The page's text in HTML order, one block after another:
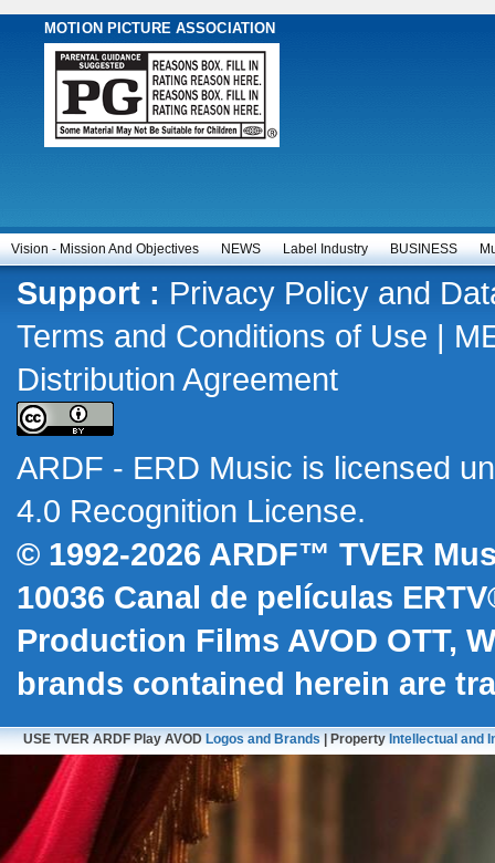
MOTION PICTURE ASSOCIATION
Vision - Mission And Objectives NEWS Label Industry BUSINESS
Support : Privacy Policy and
Terms and Conditions of Use |
Distribution Agreement
ARDF - ERD Music is licensed
4.0 Recognition License.
© 1992-2026 ARDF™ TVER
10036 Canal de películas
Production Films AVOD OTT,
brands contained herein are
USE TVER ARDF Play AVODLogos and Brands| PropertyIntellectual and